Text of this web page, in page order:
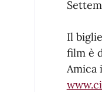
Il
film è
Amica